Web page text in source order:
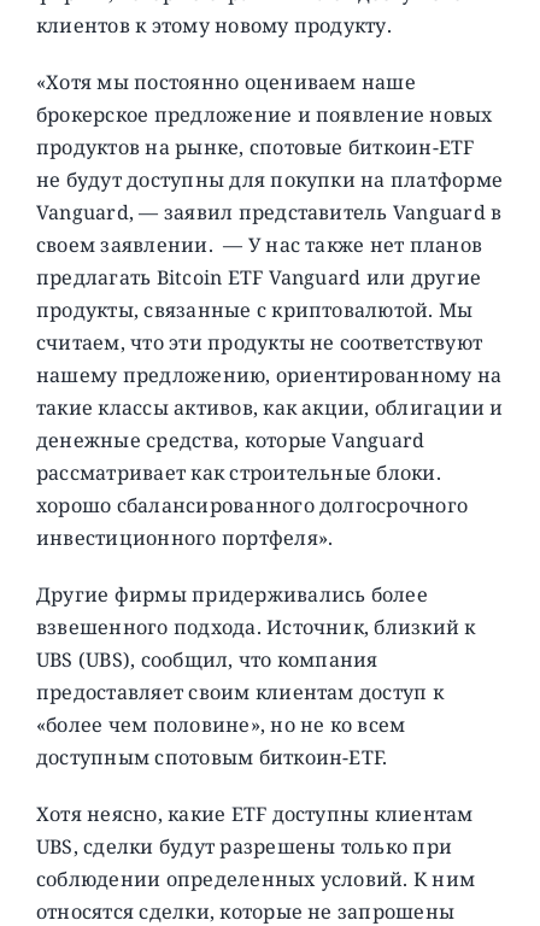
клиентов к этому новому продукту.
«Хотя мы постоянно оцениваем наше
брокерское предложение и появление новых
продуктов на рынке, спотовые биткоин-ETF
не будут доступны для покупки на платформе
Vanguard, — заявил представитель Vanguard в
своем заявлении. — У нас также нет планов
предлагать Bitcoin ETF Vanguard или другие
продукты, связанные с криптовалютой. Мы
считаем, что эти продукты не соответствуют
нашему предложению, ориентированному на
такие классы активов, как акции, облигации и
денежные средства, которые Vanguard
рассматривает как строительные блоки.
хорошо сбалансированного долгосрочного
инвестиционного портфеля».
Другие фирмы придерживались более
взвешенного подхода. Источник, близкий к
UBS (UBS), сообщил, что компания
предоставляет своим клиентам доступ к
«более чем половине», но не ко всем
доступным спотовым биткоин-ETF.
Хотя неясно, какие ETF доступны клиентам
UBS, сделки будут разрешены только при
соблюдении определенных условий. К ним
относятся сделки, которые не запрошены